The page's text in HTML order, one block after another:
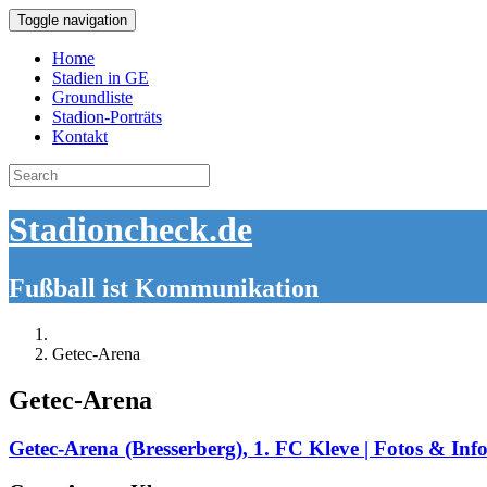
Toggle navigation
Home
Stadien in GE
Groundliste
Stadion-Porträts
Kontakt
Search
for:
Stadioncheck.de
Fußball ist Kommunikation
Getec-Arena
Getec-Arena
Getec-Arena (Bresserberg), 1. FC Kleve | Fotos &